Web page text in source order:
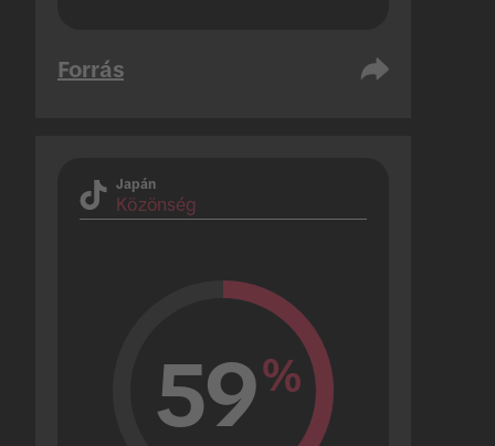
Forrás
Japán
Közönség
59%